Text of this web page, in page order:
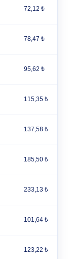
72,12 ₺
78,47 ₺
95,62 ₺
115,35 ₺
137,58 ₺
185,50 ₺
233,13 ₺
101,64 ₺
123,22 ₺